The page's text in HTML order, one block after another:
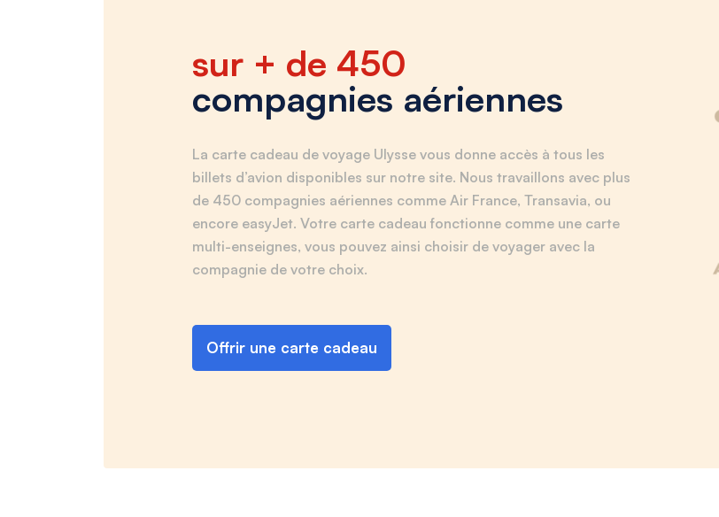
sur + de 450
compagnies aériennes
La carte cadeau de voyage Ulysse vous donne accès à tous les
billets d’avion disponibles sur notre site. Nous travaillons avec plus
de 450 compagnies aériennes comme Air France, Transavia, ou
encore easyJet. Votre carte cadeau fonctionne comme une carte
multi-enseignes, vous pouvez ainsi choisir de voyager avec la
compagnie de votre choix.
Offrir une carte cadeau